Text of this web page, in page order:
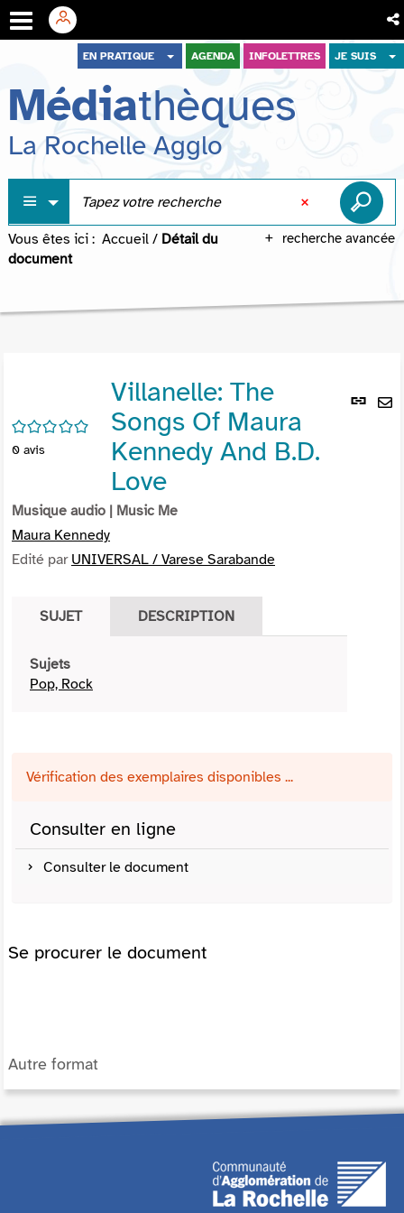
menu
contenu
recherche
EN PRATIQUE AGENDA INFOLETTRES JE SUIS
Médiathèques
La Rochelle Agglo
recherche avancée
Vous êtes ici : Accueil / Détail du
document
Lien
/5
0 avis
Villanelle: The
Songs Of Maura
Kennedy And B.D.
Love
Musique audio | Music Me
Maura Kennedy
Edité par UNIVERSAL / Varese Sarabande
SUJET DESCRIPTION
Sujets
Pop, Rock
Vérification des exemplaires disponibles ...
Consulter en ligne
Consulter le document
Se procurer le document
Autre format